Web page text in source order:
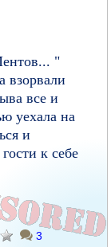
"
взорвали
все и
уехала на
и
к себе
3